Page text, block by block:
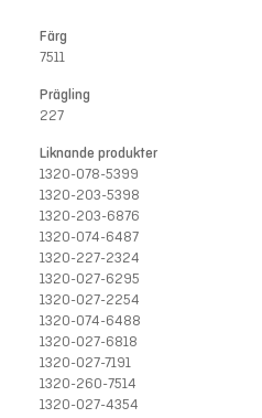
Färg
7511
Prägling
227
Liknande produkter
1320-078-5399
1320-203-5398
1320-203-6876
1320-074-6487
1320-227-2324
1320-027-6295
1320-027-2254
1320-074-6488
1320-027-6818
1320-027-7191
1320-260-7514
1320-027-4354